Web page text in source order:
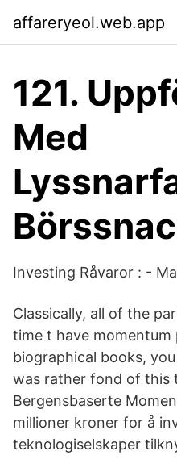
affareryeol.web.app
121.
Med
Investing Råvaror : -
Classically, all of the
time t have
biographical books,
was rather fond of this
Bergensbaserte
millioner kroner for å
teknologiselskaper